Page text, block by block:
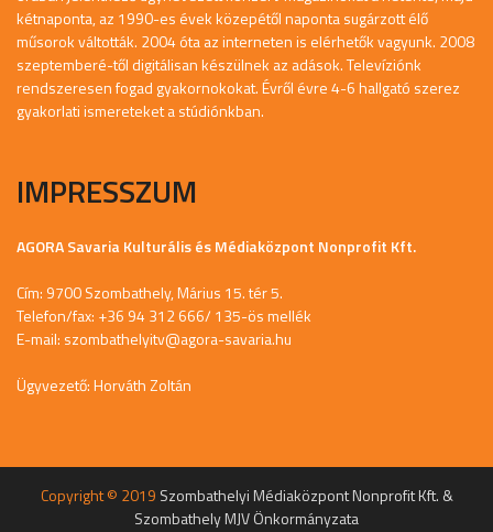
kétnaponta, az 1990-es évek közepétől naponta sugárzott élő
műsorok váltották. 2004 óta az interneten is elérhetők vagyunk. 2008
szeptemberé-től digitálisan készülnek az adások. Televíziónk
rendszeresen fogad gyakornokokat. Évről évre 4-6 hallgató szerez
gyakorlati ismereteket a stúdiónkban.
IMPRESSZUM
AGORA Savaria Kulturális és Médiaközpont Nonprofit Kft.
Cím: 9700 Szombathely, Márius 15. tér 5.
Telefon/fax: +36 94 312 666/ 135-ös mellék
E-mail: szombathelyitv@agora-savaria.hu
Ügyvezető: Horváth Zoltán
Copyright © 2019 Szombathelyi Médiaközpont Nonprofit Kft. &
Szombathely MJV Önkormányzata